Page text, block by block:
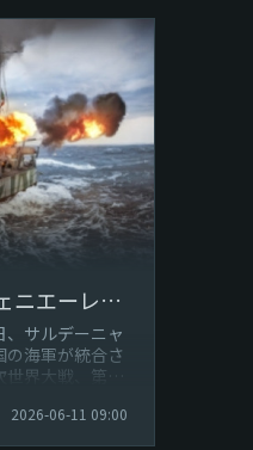
イタリア海軍記念日：RN ジェニエーレ＆セール＆デカール
サルデーニャ
海軍が統合さ
界大戦、第二
2026-06-11 09:00